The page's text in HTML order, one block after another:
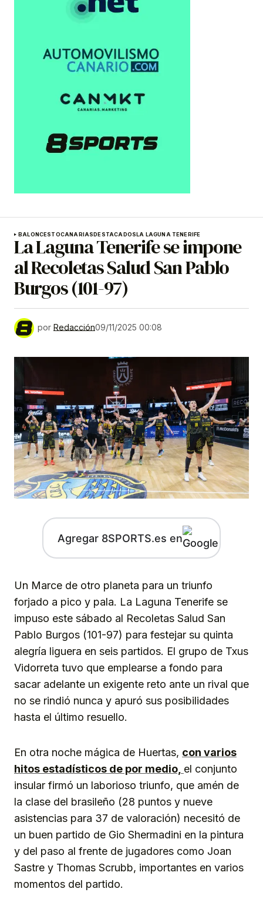
BALONCESTOCANARIASDESTACADOSLA LAGUNA TENERIFE
La Laguna Tenerife se impone
al Recoletas Salud San Pablo
Burgos (101-97)
por Redacción09/11/2025 00:08
Agregar 8SPORTS.es en
Un Marce de otro planeta para un triunfo
forjado a pico y pala. La Laguna Tenerife se
impuso este sábado al Recoletas Salud San
Pablo Burgos (101-97) para festejar su quinta
alegría liguera en seis partidos. El grupo de Txus
Vidorreta tuvo que emplearse a fondo para
sacar adelante un exigente reto ante un rival que
no se rindió nunca y apuró sus posibilidades
hasta el último resuello.
En otra noche mágica de Huertas, con varios
hitos estadísticos de por medio, el conjunto
insular firmó un laborioso triunfo, que amén de
la clase del brasileño (28 puntos y nueve
asistencias para 37 de valoración) necesitó de
un buen partido de Gio Shermadini en la pintura
y del paso al frente de jugadores como Joan
Sastre y Thomas Scrubb, importantes en varios
momentos del partido.